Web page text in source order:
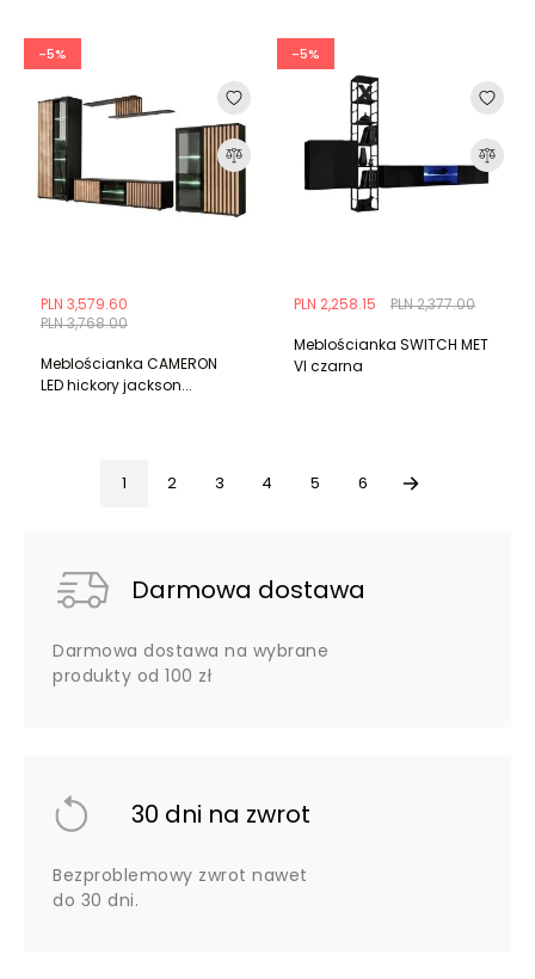
-5%
PLN 3,768.00
PLN 3,579.60
Meblościanka CAMERON
LED hickory jackson...
-5%
PLN 2,377.00
PLN 2,258.15
Meblościanka SWITCH MET
VI czarna
1 2 3 4 5 6
Darmowa dostawa
Darmowa dostawa na wybrane
produkty od 100 zł
30 dni na zwrot
Bezproblemowy zwrot nawet
do 30 dni.